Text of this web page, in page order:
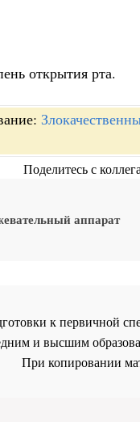
открытия рта.
Поделитесь с
аппарат
к первичной
и высшим
При копировании